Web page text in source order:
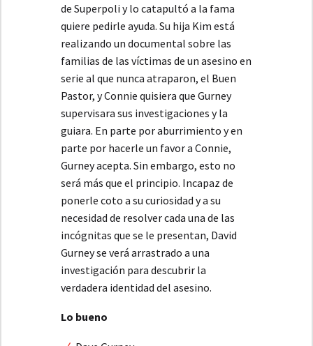
de Superpoli y lo catapultó a la fama
quiere pedirle ayuda. Su hija Kim está
realizando un documental sobre las
familias de las víctimas de un asesino en
serie al que nunca atraparon, el Buen
Pastor, y Connie quisiera que Gurney
supervisara sus investigaciones y la
guiara. En parte por aburrimiento y en
parte por hacerle un favor a Connie,
Gurney acepta. Sin embargo, esto no
será más que el principio. Incapaz de
ponerle coto a su curiosidad y a su
necesidad de resolver cada una de las
incógnitas que se le presentan, David
Gurney se verá arrastrado a una
investigación para descubrir la
verdadera identidad del asesino.
Lo bueno